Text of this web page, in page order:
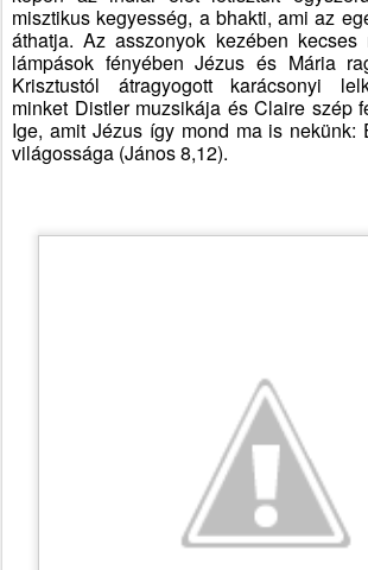
misztikus kegyesség, a bhakti, ami az
áthatja. Az asszonyok kezében kecses
lámpások fényében Jézus és Mária
Krisztustól átragyogott karácsonyi
minket Distler muzsikája és Claire szép
Ige, amit Jézus így mond ma is nekünk:
világossága (János 8,12).